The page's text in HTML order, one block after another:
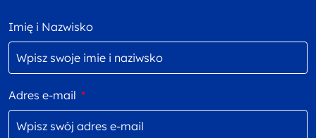
Imię i Nazwisko
Adres e-mail *